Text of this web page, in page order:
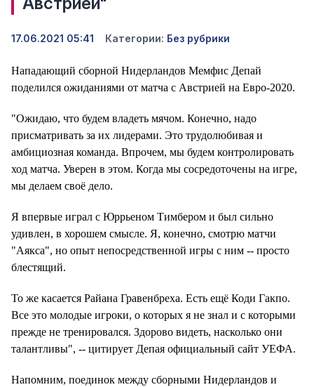
17.06.2021 05:41 Категории: Без рубрики
Нападающий сборной Нидерландов Мемфис Депай
поделился ожиданиями от матча с Австрией на Евро-2020.
"Ожидаю, что будем владеть мячом. Конечно, надо
присматривать за их лидерами. Это трудолюбивая и
амбициозная команда. Впрочем, мы будем контролировать
ход матча. Уверен в этом. Когда мы сосредоточены на игре,
мы делаем своё дело.
Я впервые играл с Юррьеном Тимбером и был сильно
удивлен, в хорошем смысле. Я, конечно, смотрю матчи
"Аякса", но опыт непосредственной игры с ним -- просто
блестящий.
То же касается Райана Гравенбреха. Есть ещё Коди Гакпо.
Все это молодые игроки, о которых я не знал и с которыми
прежде не тренировался. Здорово видеть, насколько они
талантливы", -- цитирует Депая официальный сайт УЕФА.
Напомним, поединок между сборными Нидерландов и